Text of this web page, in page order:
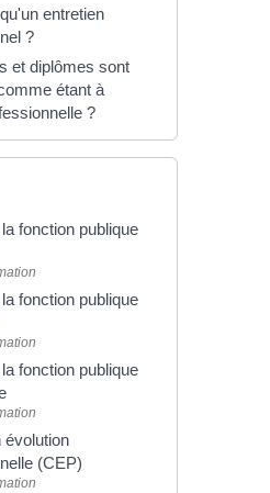
entretien
?
et diplômes sont
étant à
?
fonction publique
fonction publique
fonction publique
évolution
(CEP)